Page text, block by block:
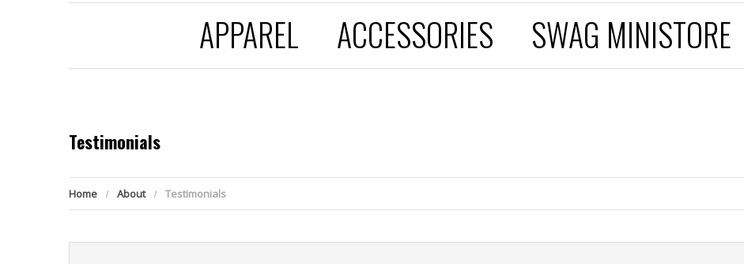
APPAREL ACCESSORIES SWAG MINISTORE
Testimonials
Home About Testimonials